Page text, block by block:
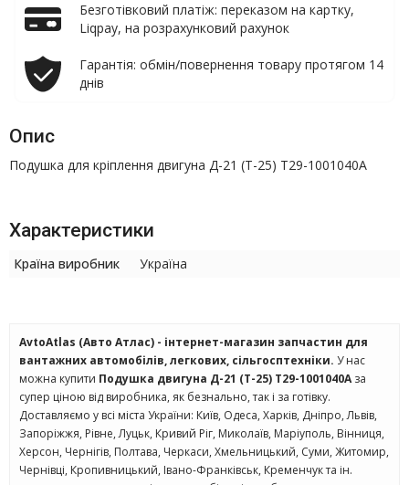
Безготівковий платіж: переказом на картку,
Liqpay, на розрахунковий рахунок
Гарантія: обмін/повернення товару протягом 14
днів
Опис
Подушка для кріплення двигуна Д-21 (Т-25) Т29-1001040А
Характеристики
Країна виробник Україна
AvtoAtlas (Авто Атлас) - інтернет-магазин запчастин для
вантажних автомобілів, легкових, сільгосптехніки. У нас
можна купити Подушка двигуна Д-21 (Т-25) Т29-1001040Аза
супер ціною від виробника, як безнально, так і за готівку.
Доставляємо у всі міста України: Київ, Одеса, Харків, Дніпро, Львів,
Запоріжжя, Рівне, Луцьк, Кривий Ріг, Миколаїв, Маріуполь, Вінниця,
Херсон, Чернігів, Полтава, Черкаси, Хмельницький, Суми, Житомир,
Чернівці, Кропивницький, Івано-Франківськ, Кременчук та ін.